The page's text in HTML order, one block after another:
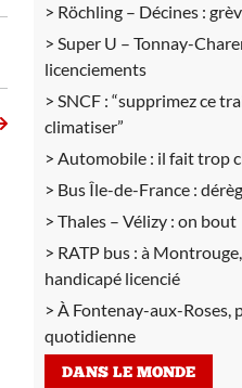
Röchling – Décines :
Super U – Tonnay-
licenciements
SNCF : “supprimez ce
climatiser”
Automobile : il fait trop
Bus Île-de-France :
Thales – Vélizy : on bout
RATP bus : à
handicapé licencié
À Fontenay-aux-Roses,
quotidienne
DANS LE MONDE